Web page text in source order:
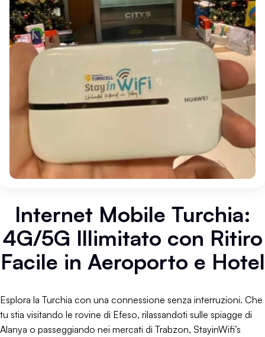
Internet Mobile Turchia:
4G/5G Illimitato con Ritiro
Facile in Aeroporto e Hotel
Esplora la Turchia con una connessione senza interruzioni. Che
tu stia visitando le rovine di Efeso, rilassandoti sulle spiagge di
Alanya o passeggiando nei mercati di Trabzon, StayinWifi’s